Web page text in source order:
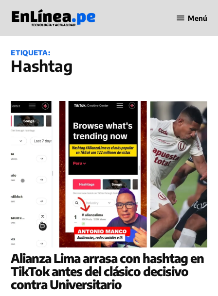
contenido
en Línea
Menú
ETIQUETA:
hashtag
Alianza Lima arrasa con hashtag en
TikTok antes del clásico decisivo
contra Universitario